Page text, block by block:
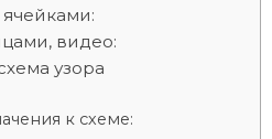
видео:
узора
к схеме: